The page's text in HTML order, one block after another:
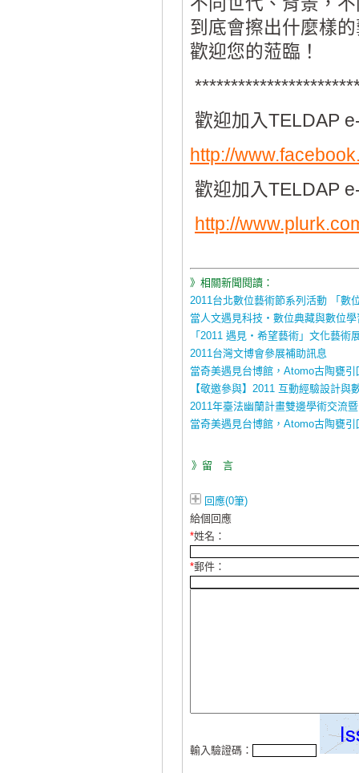
到底會擦出什麼樣
歡迎您的蒞臨！
歡迎加入TELDAP
http://
歡迎加入TELDAP
http://
》相關新聞閱讀：
2011台北數位藝術節系列活動 「數
當人文遇見科技‧數位典藏與數位
「2011 遇見‧希望藝術」文化藝術
2011台灣文博會參展補助訊息
當奇美遇見台博館，Atomo古陶甕引
【敬邀參與】2011 互動經驗設計與
2011年臺法幽蘭計畫雙邊學術交流
當奇美遇見台博館，Atomo古陶甕引
》留 言
回應(0筆)
給個回應
*姓名：
*郵件：
輸入驗證碼：